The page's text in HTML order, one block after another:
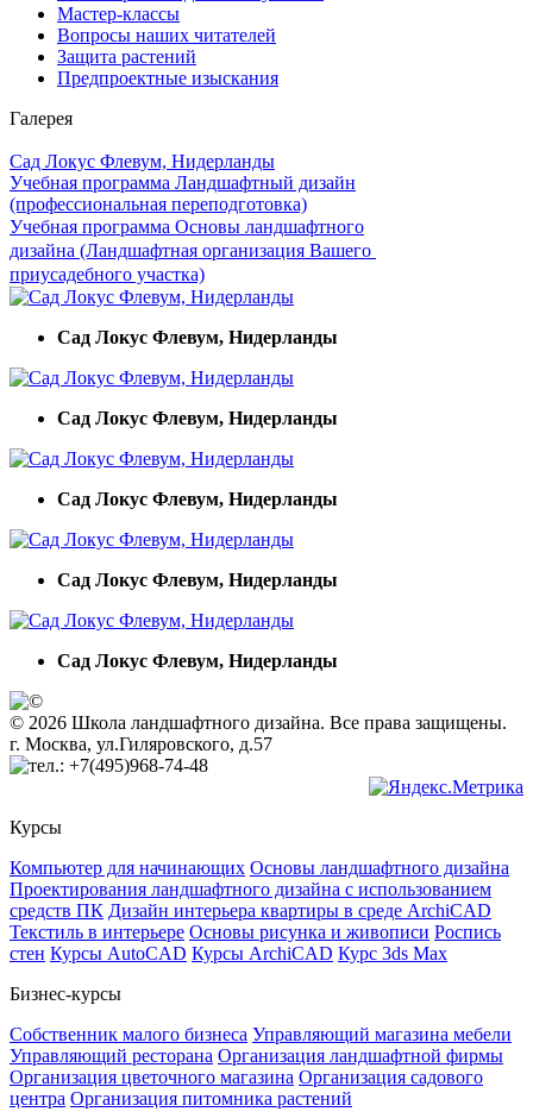
Мастер-классы
Вопросы наших читателей
Защита растений
Предпроектные изыскания
Галерея
Сад Локус Флевум, Нидерланды
Учебная программа Ландшафтный дизайн
(профессиональная переподготовка)
Учебная программа Основы ландшафтного
дизайна (Ландшафтная организация Вашего
приусадебного участка)
Сад Локус Флевум, Нидерланды
Сад Локус Флевум, Нидерланды
Сад Локус Флевум, Нидерланды
Сад Локус Флевум, Нидерланды
Сад Локус Флевум, Нидерланды
© 2026 Школа ландшафтного дизайна. Все права защищены.
г. Москва, ул.Гиляровского, д.57
+7(495)968-74-48
Курсы
Компьютер для начинающих Основы ландшафтного дизайна
Проектирования ландшафтного дизайна с использованием
средств ПК Дизайн интерьера квартиры в среде ArchiCAD
Текстиль в интерьере Основы рисунка и живописи Роспись
стен Курсы AutoCAD Курсы ArchiCAD Курс 3ds Max
Бизнес-курсы
Собственник малого бизнеса Управляющий магазина мебели
Управляющий ресторана Организация ландшафтной фирмы
Организация цветочного магазина Организация садового
центра Организация питомника растений